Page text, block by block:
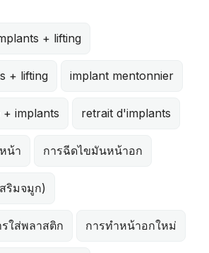
+ lifting
+ lifting implant mentonnier
+ implants retrait d'implants
น้า การฉีดไขมันหน้าอก
ริมจมูก)
ใส่พลาสติก การทำหน้าอกใหม่